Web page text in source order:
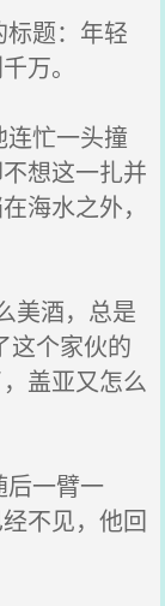
题：年轻
万。
忙一头撞
想这一扎并
海水之外，
美酒，总是
这个家伙的
盖亚又怎么
一臂一
不见，他回